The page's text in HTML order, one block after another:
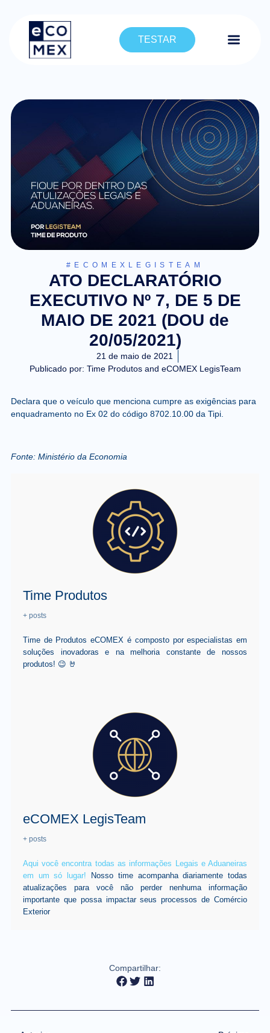
TESTAR
#ECOMEXLEGISTEAM
ATO DECLARATÓRIO
EXECUTIVO Nº 7, DE 5 DE
MAIO DE 2021 (DOU de
20/05/2021)
21 de maio de 2021
Publicado por: Time Produtos and eCOMEX LegisTeam
Declara que o veículo que menciona cumpre as exigências para
enquadramento no Ex 02 do código 8702.10.00 da Tipi.
Fonte:Ministério da Economia
Time Produtos
+ posts
Time de Produtos eCOMEX é composto por especialistas em
soluções inovadoras e na melhoria constante de nossos
produtos! 😉 🤘
eCOMEX LegisTeam
+ posts
Aqui você encontra todas as informações Legais e Aduaneiras
em um só lugar! Nosso time acompanha diariamente todas
atualizações para você não perder nenhuma informação
importante que possa impactar seus processos de Comércio
Exterior
Compartilhar: